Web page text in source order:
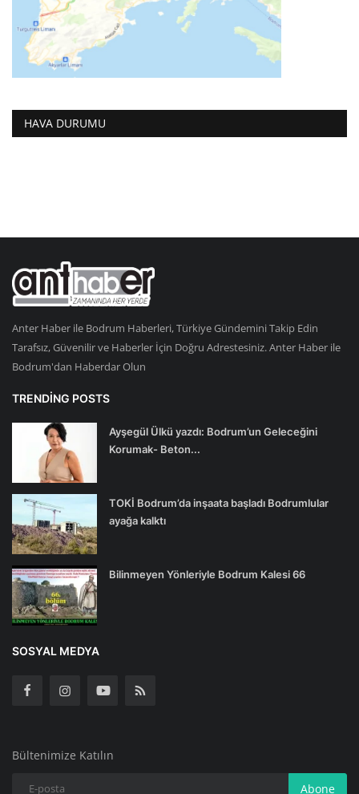
HAVA DURUMU
Anter Haber ile Bodrum Haberleri, Türkiye Gündemini Takip Edin
Tarafsız, Güvenilir ve Haberler İçin Doğru Adrestesiniz. Anter Haber ile
Bodrum'dan Haberdar Olun
TRENDING POSTS
Ayşegül Ülkü yazdı: Bodrum’un Geleceğini
Korumak- Beton...
TOKİ Bodrum’da inşaata başladı Bodrumlular
ayağa kalktı
Bilinmeyen Yönleriyle Bodrum Kalesi 66
SOSYAL MEDYA
Bültenimize Katılın
Abone